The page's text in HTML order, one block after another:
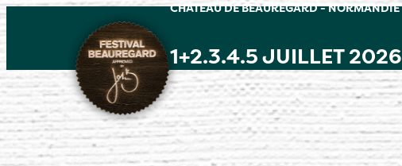
CHÂTEAU DE BEAUREGARD - NORMANDIE
1+2.3.4.5 JUILLET 2026